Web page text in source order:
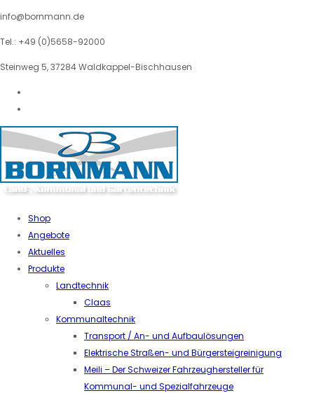
info@bornmann.de
Tel.: +49 (0)5658-92000
Steinweg 5, 37284 Waldkappel-Bischhausen
Shop
Angebote
Aktuelles
Produkte
Landtechnik
Claas
Kommunaltechnik
Transport / An- und Aufbaulösungen
Elektrische Straßen- und Bürgersteigreinigung
Meili – Der Schweizer Fahrzeughersteller für
Kommunal- und Spezialfahrzeuge